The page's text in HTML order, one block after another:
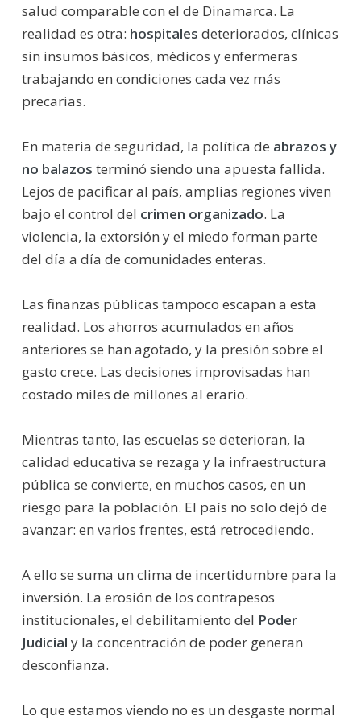
salud comparable con el de Dinamarca. La
realidad es otra: hospitales deteriorados, clínicas
sin insumos básicos, médicos y enfermeras
trabajando en condiciones cada vez más
precarias.
En materia de seguridad, la política de  abrazos y
no balazos  terminó siendo una apuesta fallida.
Lejos de pacificar al país, amplias regiones viven
bajo el control del crimen organizado. La
violencia, la extorsión y el miedo forman parte
del día a día de comunidades enteras.
Las finanzas públicas tampoco escapan a esta
realidad. Los ahorros acumulados en años
anteriores se han agotado, y la presión sobre el
gasto crece. Las decisiones improvisadas han
costado miles de millones al erario.
Mientras tanto, las escuelas se deterioran, la
calidad educativa se rezaga y la infraestructura
pública se convierte, en muchos casos, en un
riesgo para la población. El país no solo dejó de
avanzar: en varios frentes, está retrocediendo.
A ello se suma un clima de incertidumbre para la
inversión. La erosión de los contrapesos
institucionales, el debilitamiento del Poder
Judicial y la concentración de poder generan
desconfianza.
Lo que estamos viendo no es un desgaste normal